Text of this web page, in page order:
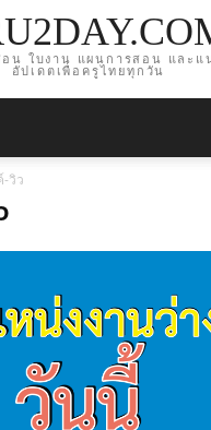
น ใบงาน แผนการสอน และแ
อัปเดตเพื่อครูไทยทุกวัน
-วิว